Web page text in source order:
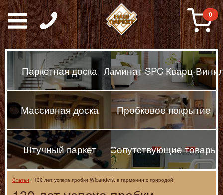
Паркет, Штучный
0
Паркетная доска Ламинат SPC Кварц-
Массивная доска Пробковое покрытие
Штучный паркет Сопутствующие товары
Статьи 130 лет успеха пробки Wicanders: в гармонии с природой